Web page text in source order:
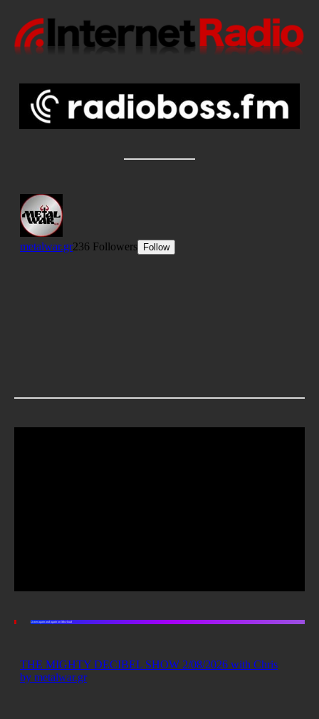
Listen again and again on Mixcloud